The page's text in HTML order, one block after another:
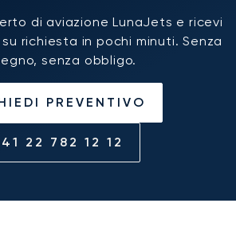
di aviazione LunaJets e ricevi
richiesta in pochi minuti. Senza
senza obbligo.
PREVENTIVO
22 782 12 12